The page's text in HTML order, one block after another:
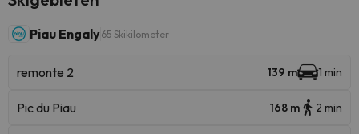
Piau Engaly65 Skikilometer
remonte 2 139 m 1 min
Pic du Piau 168 m 2 min